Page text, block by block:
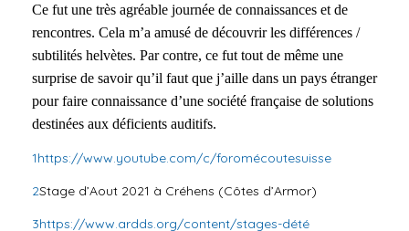
Ce fut une très agréable journée de connaissances et de
rencontres. Cela m’a amusé de découvrir les différences /
subtilités helvètes. Par contre, ce fut tout de même une
surprise de savoir qu’il faut que j’aille dans un pays étranger
pour faire connaissance d’une société française de solutions
destinées aux déficients auditifs.
1https://www.youtube.com/c/foromécoutesuisse
2Stage d’Aout 2021 à Créhens (Côtes d’Armor)
3https://www.ardds.org/content/stages-dété